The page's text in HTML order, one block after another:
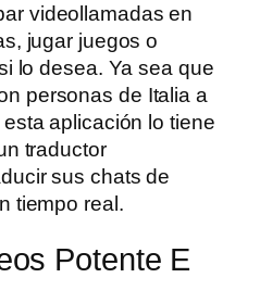
videollamadas en
jugar juegos o
lo desea. Ya sea que
personas de Italia a
aplicación lo tiene
traductor
sus chats de
tiempo real.
Potente E